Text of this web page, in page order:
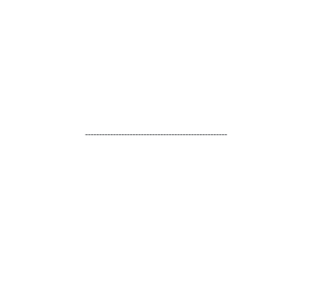
---------------------------------------------------